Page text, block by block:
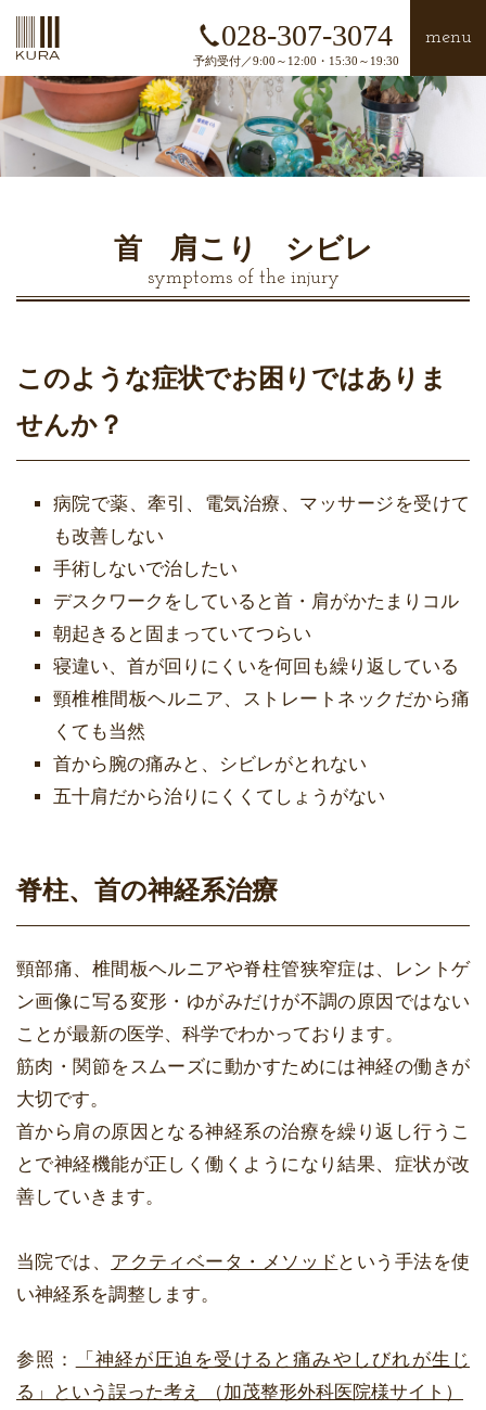
028-307-3074
予約受付／9:00～12:00・15:30～19:30
menu
首 肩こり シビレ
symptoms of the injury
このような症状でお困りではありま
せんか？
病院で薬、牽引、電気治療、マッサージを受けて
も改善しない
手術しないで治したい
デスクワークをしていると首・肩がかたまりコル
朝起きると固まっていてつらい
寝違い、首が回りにくいを何回も繰り返している
頸椎椎間板ヘルニア、ストレートネックだから痛
くても当然
首から腕の痛みと、シビレがとれない
五十肩だから治りにくくてしょうがない
脊柱、首の神経系治療
頸部痛、椎間板ヘルニアや脊柱管狭窄症は、レントゲ
ン画像に写る変形・ゆがみだけが不調の原因ではない
ことが最新の医学、科学でわかっております。
筋肉・関節をスムーズに動かすためには神経の働きが
大切です。
首から肩の原因となる神経系の治療を繰り返し行うこ
とで神経機能が正しく働くようになり結果、症状が改
善していきます。
当院では、 アクティベータ・メソッド という手法を使
い神経系を調整します。
参照：
「神経が圧迫を受けると痛みやしびれが生じ
る」という誤った考え （加茂整形外科医院様サイト）